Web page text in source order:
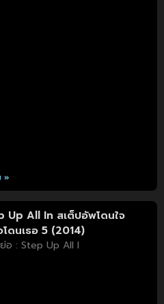
»
Up All In สเต็ปอัพโดนใจ
โดนเธอ 5 (2014)
อ : Step Up All I